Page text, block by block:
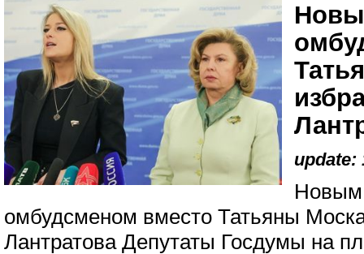
update:
Новым
омбудсменом вместо Татьяны
Лантратова Депутаты Госдумы на